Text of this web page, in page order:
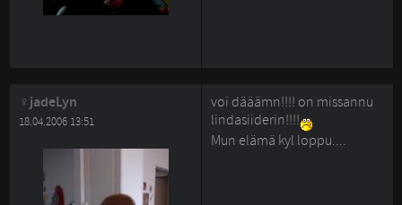
jadeLyn
18.04.2006 13:51
voi dääämn!!!! on missannu
lindasiiderin!!!!
Mun elämä kyl loppu....